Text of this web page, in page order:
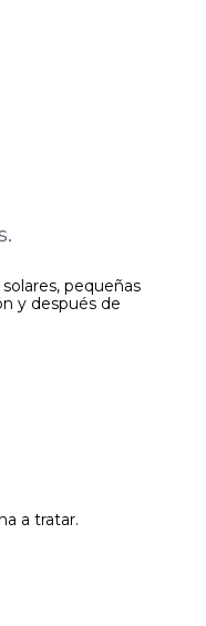
pequeñas
y después de
a tratar.